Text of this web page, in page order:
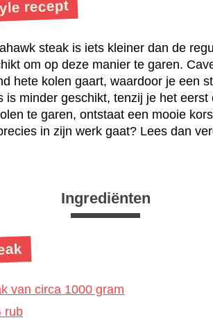
recept
steak is iets kleiner dan de
om op deze manier te garen.
hete kolen gaart, waardoor je een
is minder geschikt, tenzij je het eerst
te garen, ontstaat een mooie
in zijn werk gaat? Lees dan
Ingrediënten
van circa 1000 gram
rub